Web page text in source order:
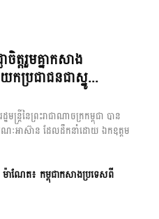
ត្តរួមគ្នាកសាង
ប្រជាជនជាស្នូ...
ត្រីនៃព្រះរាជាណាចក្រកម្ពុជា បាន
ណៈអាស៊ាន ដែលដឹកនាំដោយ ឯកឧត្តម
ាណែត៖ កម្ពុជាកសាងប្រទេសពី